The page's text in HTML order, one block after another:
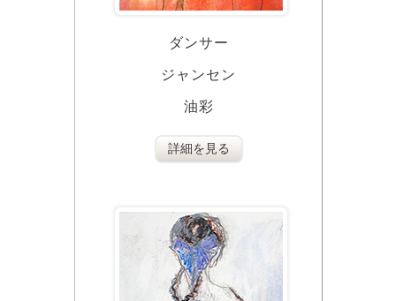
ダンサー
ジャンセン
油彩
詳細を見る